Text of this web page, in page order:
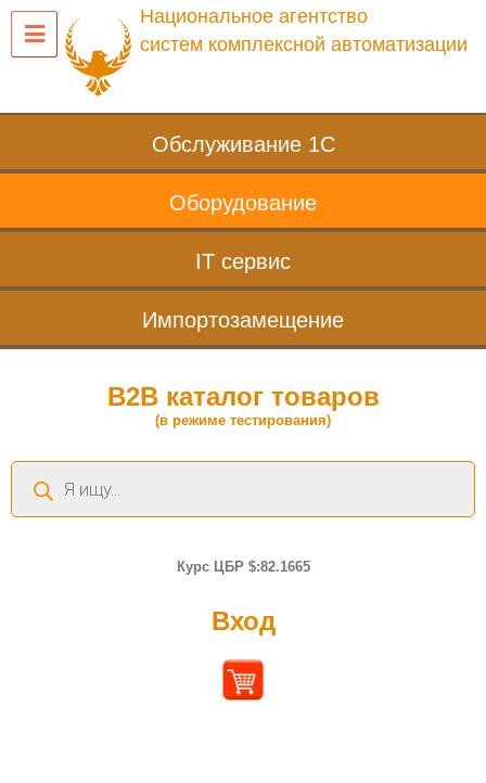
Национальное агентство
систем комплексной автоматизации
Обслуживание 1С
Оборудование
IT сервис
Импортозамещение
B2B каталог товаров
(в режиме тестирования)
Поиск
товаров
Курс ЦБР $:82.1665
Вход